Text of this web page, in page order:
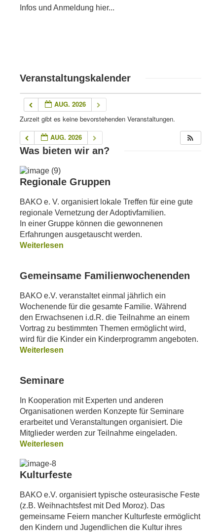
Infos und Anmeldung hier...
Veranstaltungskalender
AUG. 2026
Zurzeit gibt es keine bevorstehenden Veranstaltungen.
AUG. 2026
Was bieten wir an?
Regionale Gruppen
BAKO e. V. organisiert lokale Treffen für eine gute
regionale Vernetzung der Adoptivfamilien.
In einer Gruppe können die gewonnenen
Erfahrungen ausgetauscht werden.
Weiterlesen
Gemeinsame Familienwochenenden
BAKO e.V. veranstaltet einmal jährlich ein
Wochenende für die gesamte Familie. Während
den Erwachsenen i.d.R. die Teilnahme an einem
Vortrag zu bestimmten Themen ermöglicht wird,
wird für die Kinder ein Kinderprogramm angeboten.
Weiterlesen
Seminare
In Kooperation mit Experten und anderen
Organisationen werden Konzepte für Seminare
erarbeitet und Veranstaltungen organisiert. Die
Mitglieder werden zur Teilnahme eingeladen.
Weiterlesen
Kulturfeste
BAKO e.V. organisiert typische osteurasische Feste
(z.B. Weihnachtsfest mit Ded Moroz). Das
gemeinsame Feiern mancher Kulturfeste ermöglicht
den Kindern und Jugendlichen die Kultur ihres